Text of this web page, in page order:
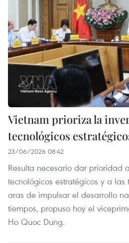
Vietnam prioriza la
tecnológicos
23/06/2026 08:42
Resulta necesario dar prioridad
tecnológicos estratégicos y a
aras de impulsar el desarrollo
tiempos, propuso hoy el
Ho Quoc Dung.